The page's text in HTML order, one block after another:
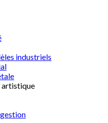
industriels